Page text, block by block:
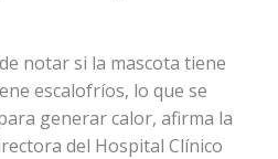
notar si la mascota tiene
escalofríos, lo que se
generar calor, afirma la
del Hospital Clínico